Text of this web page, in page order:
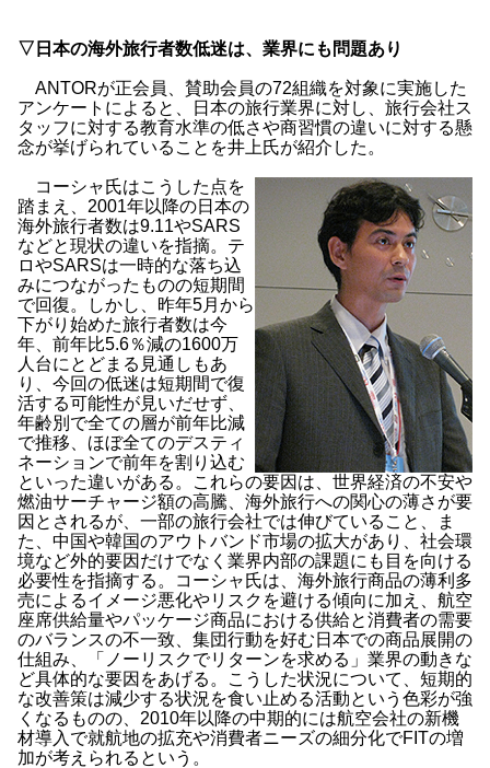
▽日本の海外旅行者数低迷は、業界にも問題あり
ANTORが正会員、賛助会員の72組織を対象に実施した
アンケートによると、日本の旅行業界に対し、旅行会社ス
タッフに対する教育水準の低さや商習慣の違いに対する懸
念が挙げられていることを井上氏が紹介した。
コーシャ氏はこうした点を
踏まえ、2001年以降の日本の
海外旅行者数は9.11やSARS
などと現状の違いを指摘。テ
ロやSARSは一時的な落ち込
みにつながったものの短期間
で回復。しかし、昨年5月から
下がり始めた旅行者数は今
年、前年比5.6％減の1600万
人台にとどまる見通しもあ
り、今回の低迷は短期間で復
活する可能性が見いだせず、
年齢別で全ての層が前年比減
で推移、ほぼ全てのデスティ
ネーションで前年を割り込む
といった違いがある。これらの要因は、世界経済の不安や
燃油サーチャージ額の高騰、海外旅行への関心の薄さが要
因とされるが、一部の旅行会社では伸びていること、ま
た、中国や韓国のアウトバンド市場の拡大があり、社会環
境など外的要因だけでなく業界内部の課題にも目を向ける
必要性を指摘する。コーシャ氏は、海外旅行商品の薄利多
売によるイメージ悪化やリスクを避ける傾向に加え、航空
座席供給量やパッケージ商品における供給と消費者の需要
のバランスの不一致、集団行動を好む日本での商品展開の
仕組み、「ノーリスクでリターンを求める」業界の動きな
ど具体的な要因をあげる。こうした状況について、短期的
な改善策は減少する状況を食い止める活動という色彩が強
くなるものの、2010年以降の中期的には航空会社の新機
材導入で就航地の拡充や消費者ニーズの細分化でFITの増
加が考えられるという。